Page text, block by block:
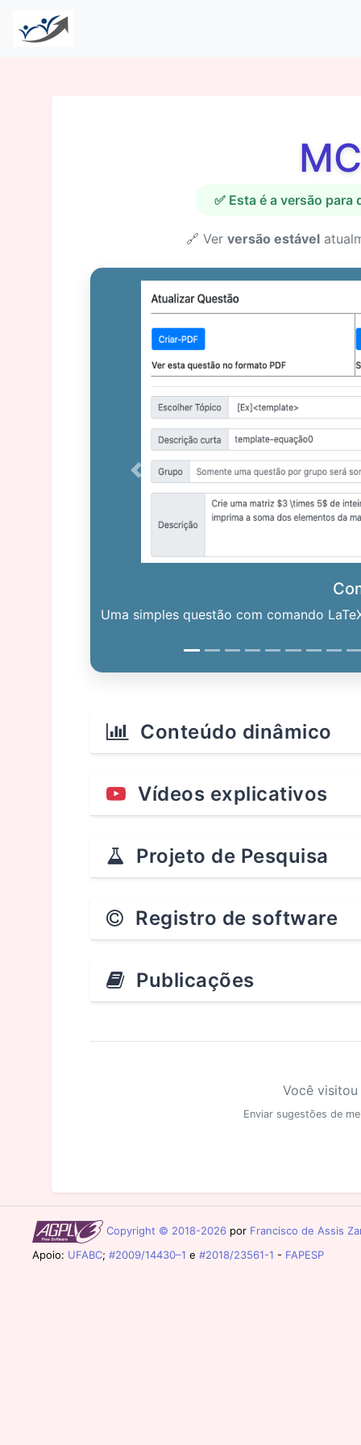
✅ Esta é a versão
🔗 Ver versão estável
Uma simples questão com comando
Previous
Conteúdo dinâmico
Vídeos explicativos
Projeto de Pesquisa
Registro de software
Publicações
Você
Enviar sugestões de
Copyright © 2018-2026 por Francisco de Assis
Apoio: UFABC; #2009/14430–1 e #2018/23561-1 - FAPESP